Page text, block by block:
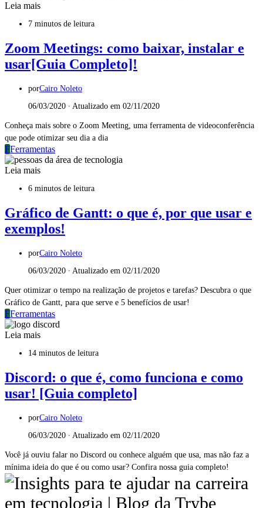
Leia mais
7 minutos de leitura
Zoom Meetings: como baixar, instalar e
usar[Guia Completo]!
porCairo Noleto
06/03/2020 ∙ Atualizado em 02/11/2020
Conheça mais sobre o Zoom Meeting, uma ferramenta de videoconferência
que pode otimizar seu dia a dia
FFerramentas
Leia mais
6 minutos de leitura
Gráfico de Gantt: o que é, por que usar e
exemplos!
porCairo Noleto
06/03/2020 ∙ Atualizado em 02/11/2020
Quer otimizar o tempo na realização de projetos e tarefas? Descubra o que
Gráfico de Gantt, para que serve e 5 benefícios de usar!
FFerramentas
Leia mais
14 minutos de leitura
Discord: o que é, como funciona e como
usar! [Guia completo]
porCairo Noleto
06/03/2020 ∙ Atualizado em 02/11/2020
Você já ouviu falar no Discord ou conhece alguém que usa, mas não faz a
mínima ideia do que é ou como usar? Confira nossa guia completo!